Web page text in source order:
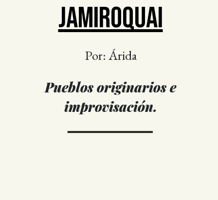
JAMIROQUAI
Por: Árida
Pueblos originarios e
improvisación.